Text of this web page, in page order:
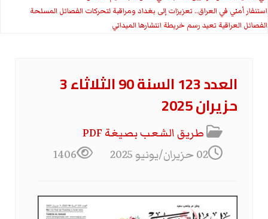
استنفار أمني في العراق.. تعزيزات إلى بغداد ومراقبة لتحركات الفصائل المسلحة
الفصائل العراقية تعيد رسم خريطة انتشارها الميداني
العدد 123 السنة 90 الثلاثاء 3
حزيران 2025
طريق الشعب بصيغة PDF
02 حزيران/يونيو 2025
1406